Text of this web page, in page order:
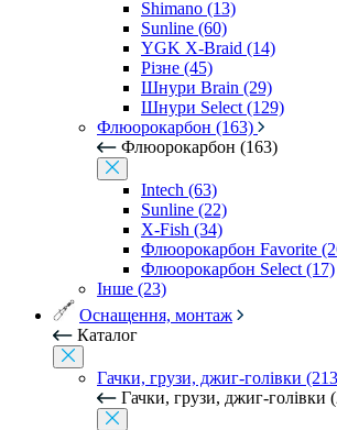
Shimano (13)
Sunline (60)
YGK X-Braid (14)
Різне (45)
Шнури Brain (29)
Шнури Select (129)
Флюорокарбон (163)
Флюорокарбон (163)
Intech (63)
Sunline (22)
X-Fish (34)
Флюорокарбон Favorite
Флюорокарбон Select (17)
Інше (23)
Оснащення, монтаж
Каталог
Гачки, грузи, джиг-голівки
Гачки, грузи, джиг-голівки